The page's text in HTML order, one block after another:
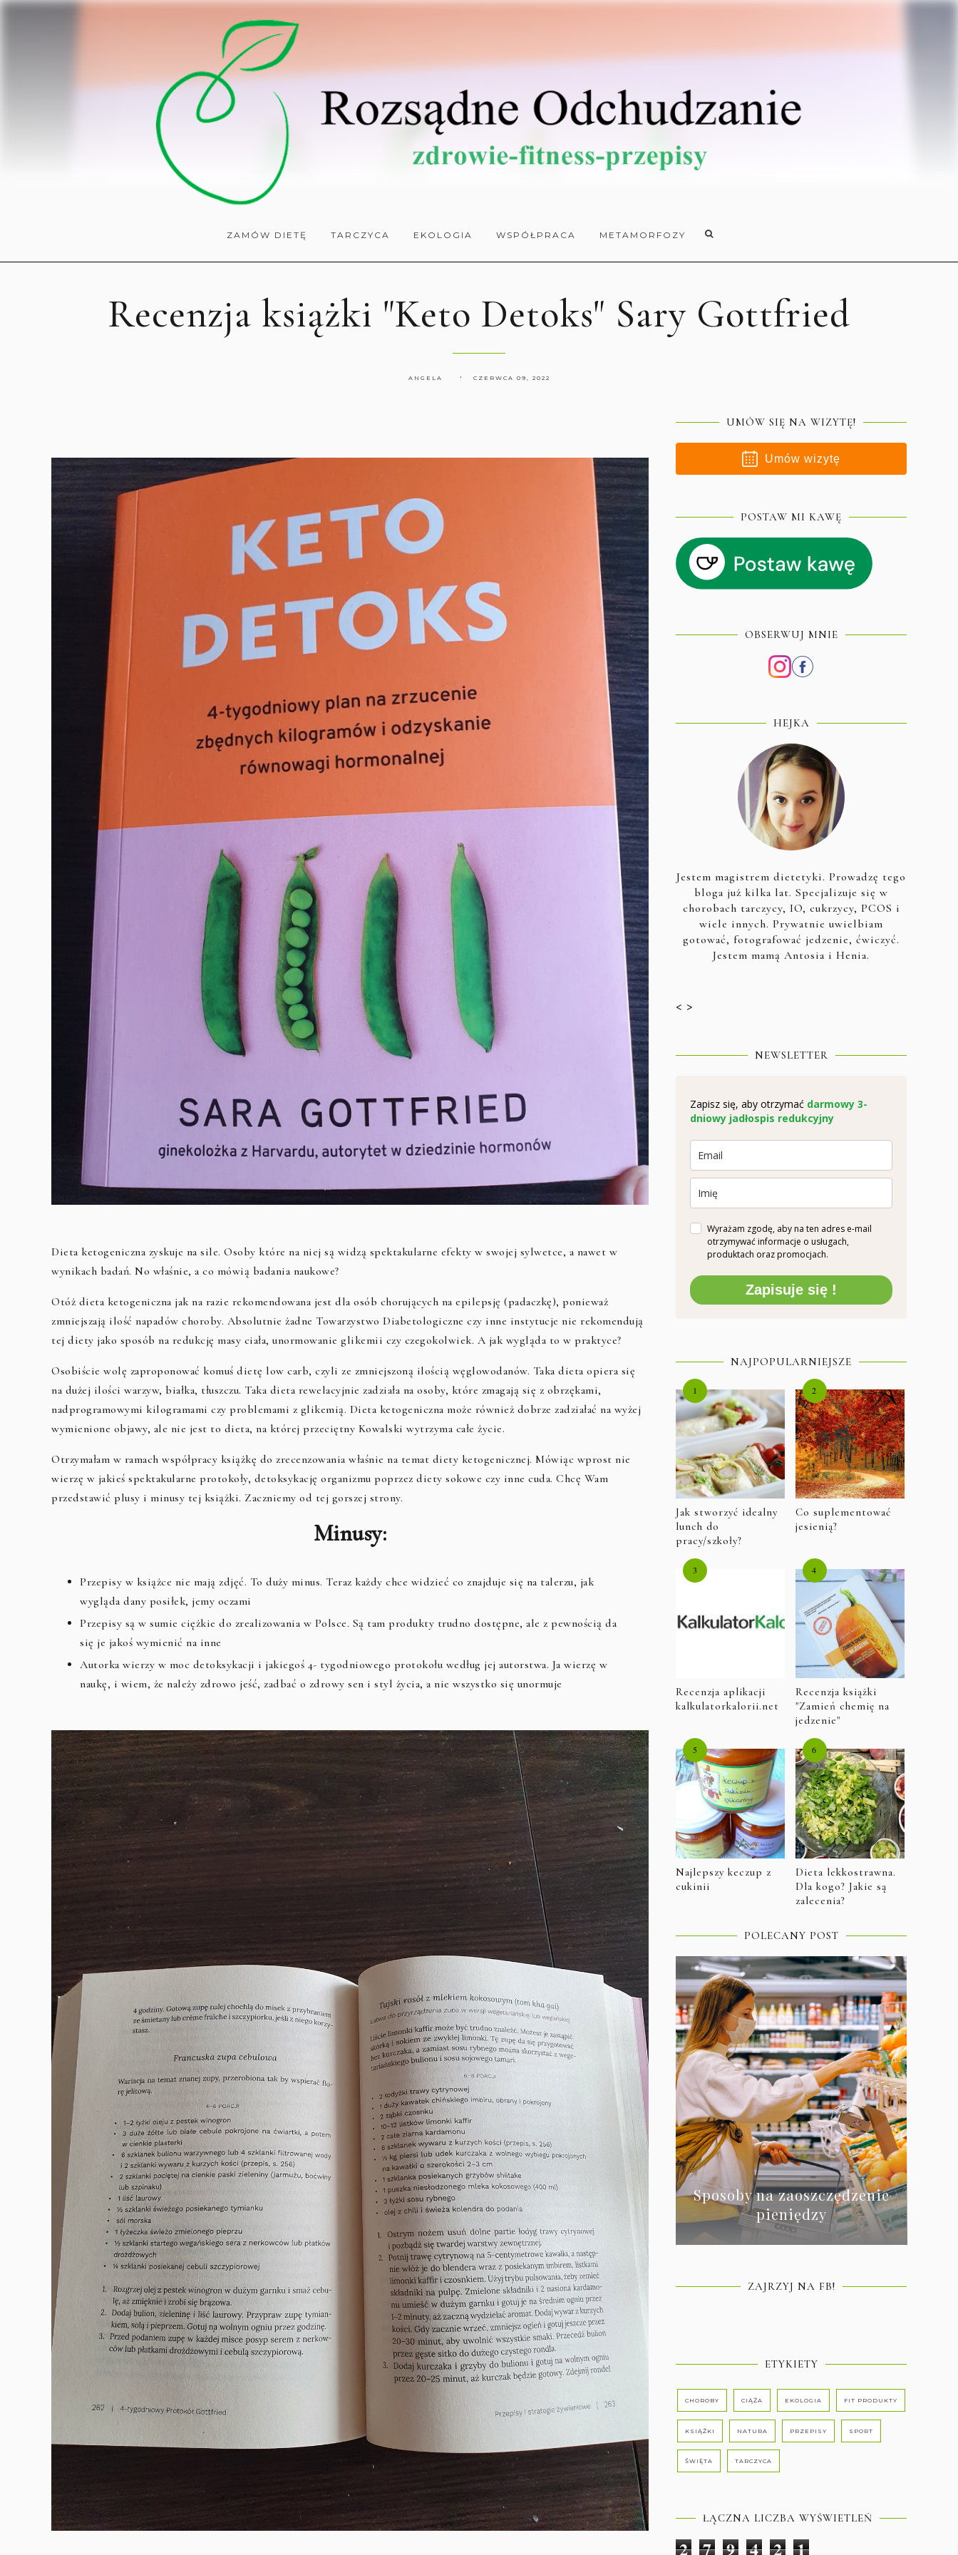
ZAMÓW DIETĘ TARCZYCA EKOLOGIA WSPÓŁPRACA METAMORFOZY
Recenzja książki "Keto Detoks" Sary Gottfried
ANGELA CZERWCA 09, 2022
Dieta ketogeniczna zyskuje na sile. Osoby które na niej są widzą spektakularne efekty w swojej sylwetce, a nawet w
wynikach badań. No właśnie, a co mówią badania naukowe?
Otóż dieta ketogeniczna jak na razie rekomendowana jest dla osób chorujących na epilepsję (padaczkę), ponieważ
zmniejszają ilość napadów choroby. Absolutnie żadne Towarzystwo Diabetologiczne czy inne instytucje nie rekomendują
tej diety jako sposób na redukcję masy ciała, unormowanie glikemii czy czegokolwiek. A jak wygląda to w praktyce?
Osobiście wolę zaproponować komuś dietę low carb, czyli ze zmniejszoną ilością węglowodanów. Taka dieta opiera się
na dużej ilości warzyw, białka, tłuszczu. Taka dieta rewelacyjnie zadziała na osoby, które zmagają się z obrzękami,
nadprogramowymi kilogramami czy problemami z glikemią. Dieta ketogeniczna może również dobrze zadziałać na wyżej
wymienione objawy, ale nie jest to dieta, na której przeciętny Kowalski wytrzyma całe życie.
Otrzymałam w ramach współpracy książkę do zrecenzowania właśnie na temat diety ketogenicznej. Mówiąc wprost nie
wierzę w jakieś spektakularne protokoły, detoksykację organizmu poprzez diety sokowe czy inne cuda. Chcę Wam
przedstawić plusy i minusy tej książki. Zaczniemy od tej gorszej strony.
Minusy:
Przepisy w książce nie mają zdjęć. To duży minus. Teraz każdy chce widzieć co znajduje się na talerzu, jak
wygląda dany posiłek, jemy oczami
Przepisy są w sumie ciężkie do zrealizowania w Polsce. Są tam produkty trudno dostępne, ale z pewnością da
się je jakoś wymienić na inne
Autorka wierzy w moc detoksykacji i jakiegoś 4- tygodniowego protokołu według jej autorstwa. Ja wierzę w
naukę, i wiem, że należy zdrowo jeść, zadbać o zdrowy sen i styl życia, a nie wszystko się unormuje
UMÓW SIĘ NA WIZYTĘ!
Umów wizytę
POSTAW MI KAWĘ
OBSERWUJ MNIE
HEJKA
Jestem magistrem dietetyki. Prowadzę tego
bloga już kilka lat. Specjalizuje się w
chorobach tarczycy, IO, cukrzycy, PCOS i
wiele innych. Prywatnie uwielbiam
gotować, fotografować jedzenie, ćwiczyć.
Jestem mamą Antosia i Henia.
< >
NEWSLETTER
Zapisz się, aby otrzymać darmowy 3-
dniowy jadłospis redukcyjny
Wyrażam zgodę, aby na ten adres e-mail
otrzymywać informacje o usługach,
produktach oraz promocjach.
Zapisuje się !
NAJPOPULARNIEJSZE
Jak stworzyć idealny
lunch do
pracy/szkoły?
Co suplementować
jesienią?
Recenzja aplikacji
kalkulatorkalorii.net
Recenzja książki
"Zamień chemię na
jedzenie"
Najlepszy keczup z
cukinii
Dieta lekkostrawna.
Dla kogo? Jakie są
zalecenia?
POLECANY POST
Sposoby na zaoszczędzenie
pieniędzy
ZAJRZYJ NA FB!
ETYKIETY
CHOROBY CIĄŻA EKOLOGIA FIT PRODUKTY
KSIĄŻKI NATURA PRZEPISY SPORT
ŚWIĘTA TARCZYCA
ŁĄCZNA LICZBA WYŚWIETLEŃ
2 7 9 4 2 1